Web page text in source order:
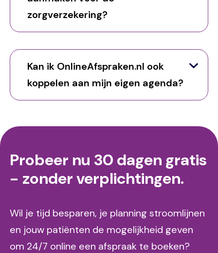
zorgverzekering?
Kan ik OnlineAfspraken.nl ook
koppelen aan mijn eigen agenda?
Probeer nu 30 dagen gratis
- zonder verplichtingen.
Wil je tijd besparen, je planning stroomlijnen
en jouw patiënten de mogelijkheid geven
om 24/7 online een afspraak te boeken?